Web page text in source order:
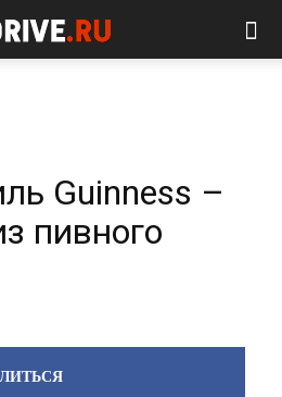
Guinness –
пивного